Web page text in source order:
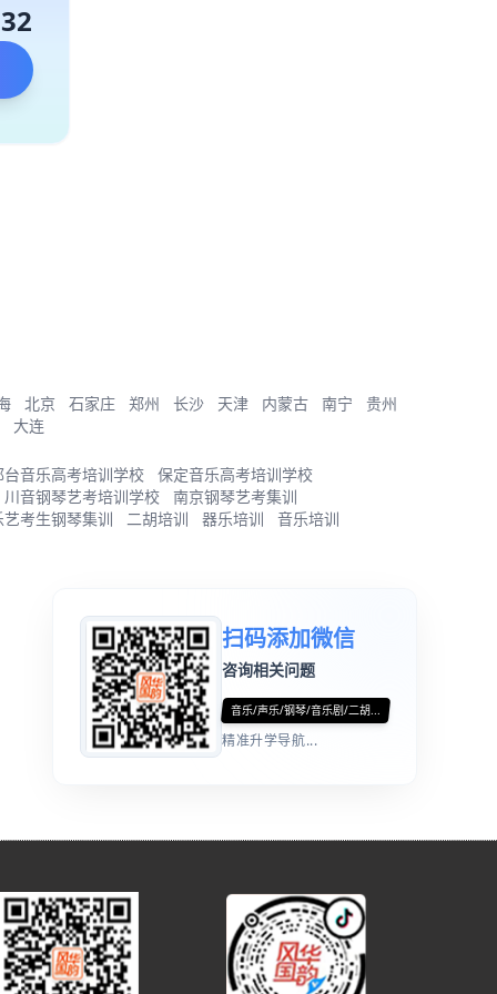
北京 石家庄 郑州 长沙 天津 内蒙古 南宁
贵州
大连
台音乐高考培训学校
保定音乐高考培训学校
川音钢琴艺考培训学校
南京钢琴艺考集训
艺考生钢琴集训
二胡培训 器乐培训 音乐培训
扫码添加微信
咨询相关问题
音乐/声乐/钢琴/音乐剧/二胡...
精准升学导航...